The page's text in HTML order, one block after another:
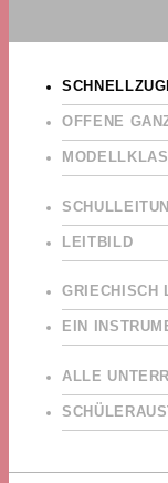
OFFENE
LEITBILD
GRIECHISCH
EIN
ALLE